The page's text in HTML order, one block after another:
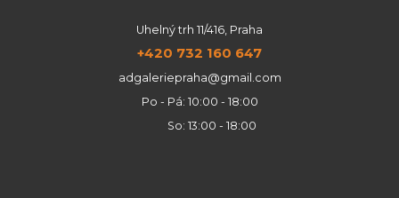
Uhelný trh 11/416, Praha
+420 732 160 647
adgaleriepraha@gmail.com
Po - Pá: 10:00 - 18:00
So: 13:00 - 18:00